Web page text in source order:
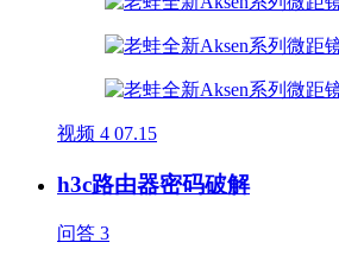
视频 4 07.15
h3c路由器密码破解
问答 3